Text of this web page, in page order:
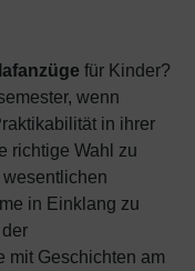
für Kinder?
wenn
in ihrer
richtige Wahl zu
in Einklang zu
mit Geschichten am